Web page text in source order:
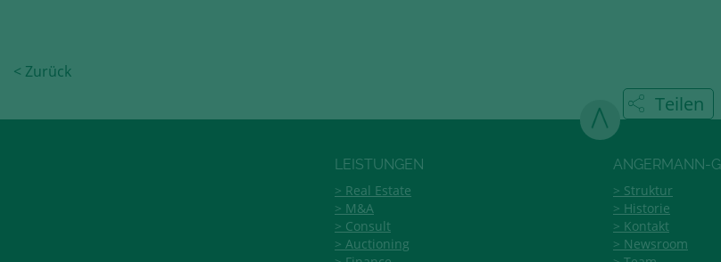
< Zurück
Teilen
LEISTUNGEN
Real Estate
M&A
Consult
Auctioning
ANGERMANN-
Struktur
Historie
Kontakt
Newsroom